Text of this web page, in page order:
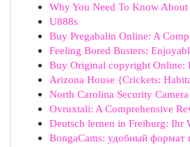
Why You Need To Know About
U888s
Buy Pregabalin Online: A
Feeling Bored Busters:
Buy Original copyright Online:
Arizona House {Crickets:
North Carolina Security
Ovruxtali: A Comprehensive
Deutsch lernen in Freiburg: Ihr
BongaCams: удобный формат